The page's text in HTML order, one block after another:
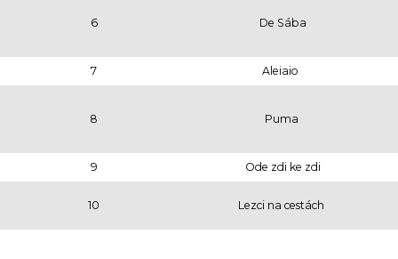
6 De Sába
7 Aleiaio
8 Puma
9 Ode zdi ke zdi
10 Lezci na cestách